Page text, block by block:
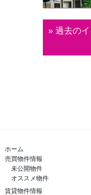
» 過去の
ホーム
売買物件情報
未公開物件
オススメ物件
賃貸物件情報